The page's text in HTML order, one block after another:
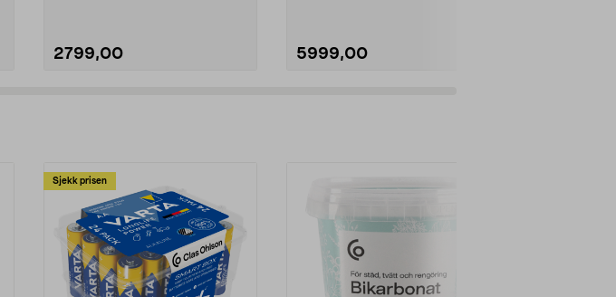
2799,00 5999,00
Sjekk prisen